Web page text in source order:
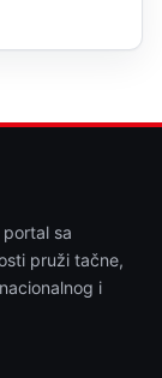
sa
pruži tačne,
i